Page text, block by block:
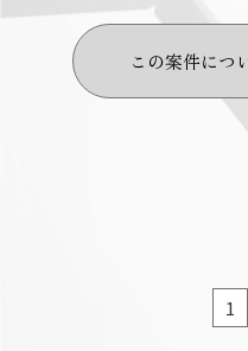
この案件につ
1